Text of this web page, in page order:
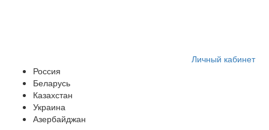
Личный кабинет
Россия
Беларусь
Казахстан
Украина
Азербайджан